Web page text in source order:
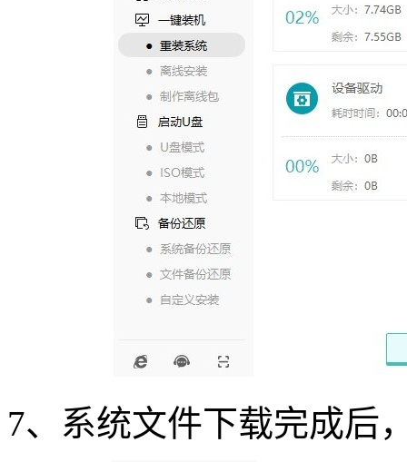
7、系统文件下载完成后